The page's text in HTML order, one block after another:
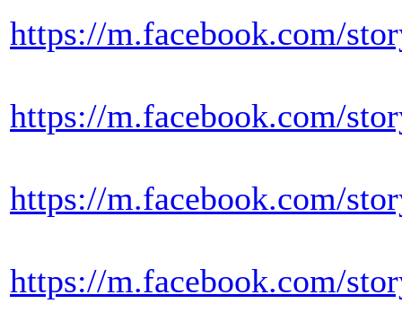
https://m.facebook.com/
https://m.facebook.com/
https://m.facebook.com/
https://m.facebook.com/